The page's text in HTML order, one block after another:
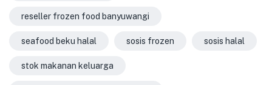
reseller frozen food banyuwangi
seafood beku halal sosis frozen sosis halal
stok makanan keluarga